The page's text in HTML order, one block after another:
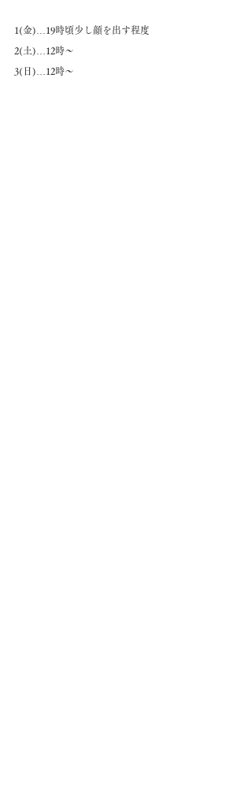
1(金)…19時頃少し顔を出す程度
2(土)…12時〜
3(日)…12時〜